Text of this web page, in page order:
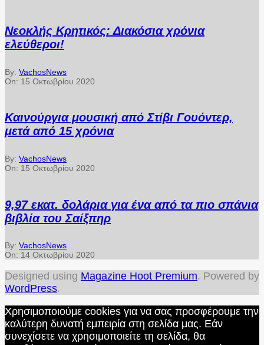
Νεοκλής Κρητικός: Διακόσια χρόνια
ελεύθεροι!
By: VachosNews
On: 15 Οκτωβρίου 2020
Καινούργια μουσική από Στίβι Γουόντερ,
μετά από 15 χρόνια
By: VachosNews
On: 15 Οκτωβρίου 2020
9,97 εκατ. δολάρια για ένα από τα πιο σπάνια
βιβλία του Σαίξπηρ
By: VachosNews
On: 14 Οκτωβρίου 2020
Designed using Magazine Hoot Premium. Powered by
WordPress.
Χρησιμοποιούμε cookies για να σας προσφέρουμε την
καλύτερη δυνατή εμπειρία στη σελίδα μας. Εάν
συνεχίσετε να χρησιμοποιείτε τη σελίδα, θα